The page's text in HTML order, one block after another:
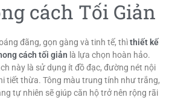
cách Tối Giản
đãng, gọn gàng và tinh tế, thìthiết kế
cách tối giản là lựa chọn hoàn hảo.
này là sử dụng ít đồ đạc, đường nét nội
tiết thừa. Tông màu trung tính như trắng,
tự nhiên sẽ giúp căn hộ trở nên rộng rãi